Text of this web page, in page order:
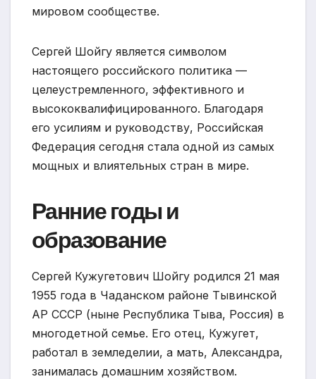
мировом сообществе.
Сергей Шойгу является символом
настоящего российского политика —
целеустремленного, эффективного и
высококвалифицированного. Благодаря
его усилиям и руководству, Российская
Федерация сегодня стала одной из самых
мощных и влиятельных стран в мире.
Ранние годы и
образование
Сергей Кужугетович Шойгу родился 21 мая
1955 года в Чаданском районе Тывинской
АР СССР (ныне Республика Тыва, Россия) в
многодетной семье. Его отец, Кужугет,
работал в земледелии, а мать, Александра,
занималась домашним хозяйством.